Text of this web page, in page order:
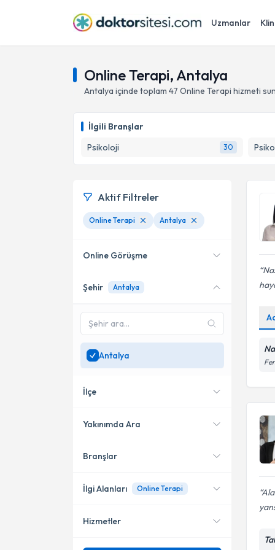
Uzmanlar
Online Terapi, Antalya
Antalya içinde toplam 47 Online Terapi hizmeti
İlgili Branşlar
Psikoloji
30
Aktif Filtreler
Online Terapi Antalya
Online Görüşme
Online danışmanlık sunan
SadeceAntalya
uzman ara
Şehir Antalya
Antalya
İlçe
Muratpaşa
Konyaaltı
Yakınımda Ara
Konumuma yakın uzmanları
Branşlar
Psikoloji
İlgi Alanları Online Terapi
Hizmetler